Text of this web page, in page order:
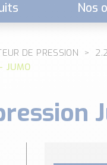
Nos
DE PRESSION
JUMO